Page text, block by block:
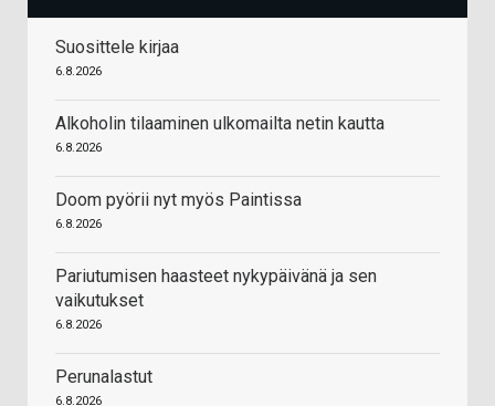
Suosittele kirjaa
6.8.2026
Alkoholin tilaaminen ulkomailta netin kautta
6.8.2026
Doom pyörii nyt myös Paintissa
6.8.2026
Pariutumisen haasteet nykypäivänä ja sen
vaikutukset
6.8.2026
Perunalastut
6.8.2026